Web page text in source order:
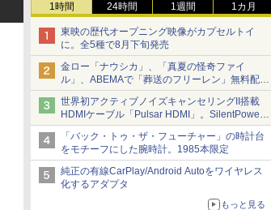
1時間 24時間 1週間 1カ月
東映の歴代オープニング映像がカプセルトイ
に。全5種で8月下旬発売
金ロー「ナウシカ」、「真夏の怪奇ファイ
ル」、ABEMAで「葬送のフリーレン」無料配信
など。夏の特番・配信情報
世界初アクティブノイズキャンセリングII搭載
HDMIケーブル「Pulsar HDMI」。SilentPower
から
「バック・トゥ・ザ・フューチャー」の時計台
をモチーフにした腕時計。1985本限定
純正の有線CarPlay/Android Autoをワイヤレス
化するアダプタ
もっと見る